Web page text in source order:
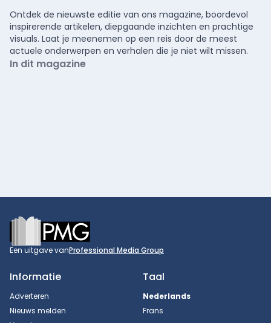
Ontdek de nieuwste editie van ons magazine, boordevol
inspirerende artikelen, diepgaande inzichten en prachtige
visuals. Laat je meenemen op een reis door de meest
actuele onderwerpen en verhalen die je niet wilt missen.
In dit magazine
Footer
Een uitgave vanProfessional Media Group
Informatie
Adverteren
Nieuws melden
Taal
Nederlands
Frans